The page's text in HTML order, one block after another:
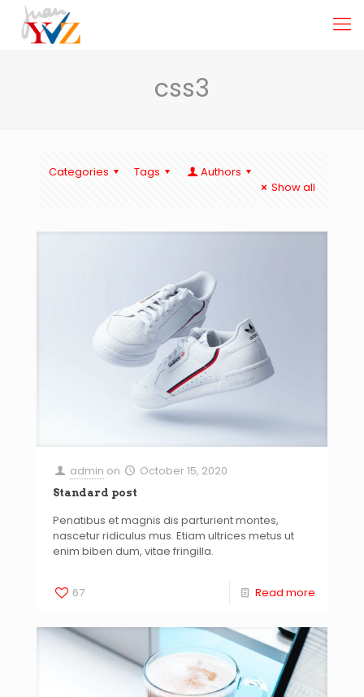
css3
Categories Tags
Authors
Show all
admin on October 15, 2020
Standard post
Penatibus et magnis dis parturient montes,
nascetur ridiculus mus. Etiam ultrices metus ut
enim biben dum, vitae fringilla.
67 Read more